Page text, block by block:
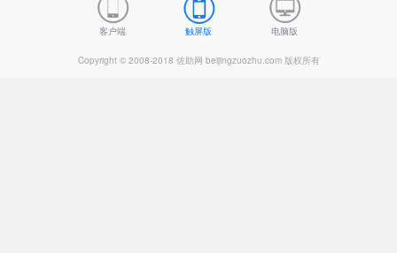
客户端 触屏版 电脑版
Copyright © 2008-2018 佐助网 beijingzuozhu.com 版权所有